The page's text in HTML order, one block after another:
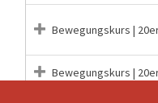
Bewegungskurs |
Bewegungskurs |